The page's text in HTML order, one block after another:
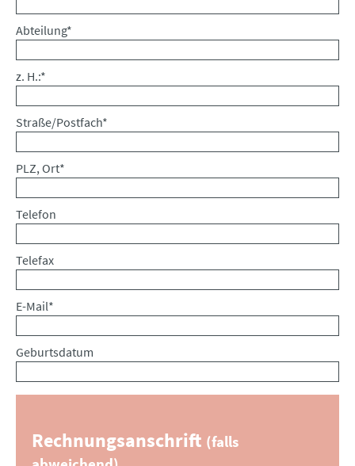
Pflichtfeld
Abteilung*
Pflichtfeld
z. H.:*
Pflichtfeld
Straße/Postfach*
Pflichtfeld
PLZ, Ort*
Telefon
Telefax
Pflichtfeld
E-Mail*
Geburtsdatum
Rechnungsanschrift (falls